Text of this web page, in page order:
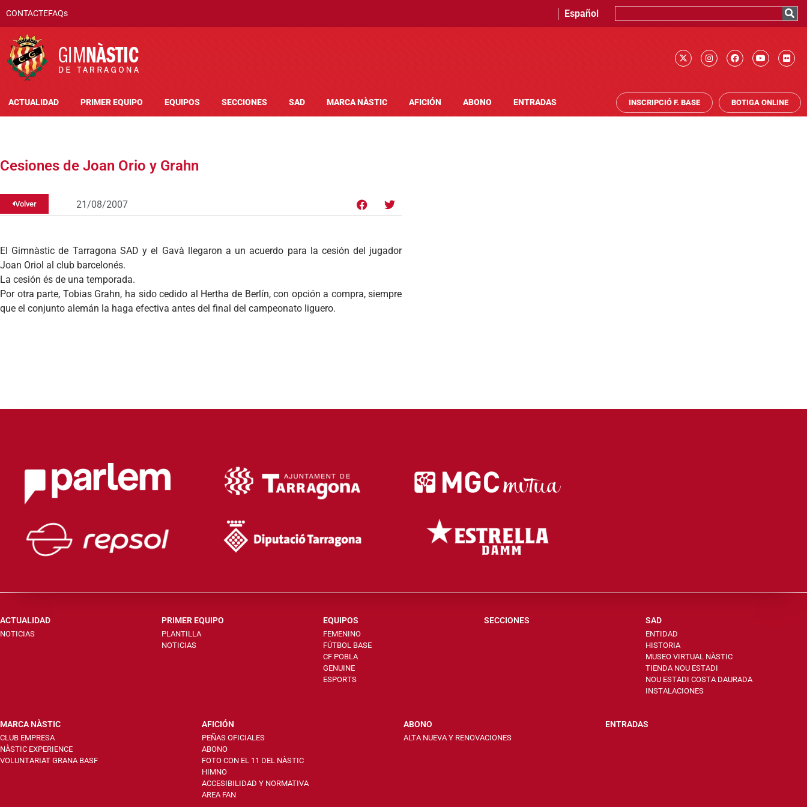
CONTACTEFAQs Español
ACTUALIDAD PRIMER EQUIPO EQUIPOS SECCIONES SAD MARCA NÀSTIC AFICIÓN ABONO ENTRADAS INSCRIPCIÓ F. BASE BOTIGA ONLINE
Cesiones de Joan Orio y Grahn
Volver 21/08/2007
El Gimnàstic de Tarragona SAD y el Gavà llegaron a un acuerdo para la cesión del jugador
Joan Oriol al club barcelonés.
La cesión és de una temporada.
Por otra parte, Tobias Grahn, ha sido cedido al Hertha de Berlín, con opción a compra, siempre
que el conjunto alemán la haga efectiva antes del final del campeonato liguero.
ACTUALIDAD
NOTICIAS
PRIMER EQUIPO
PLANTILLA
NOTICIAS
EQUIPOS
FEMENINO
FÚTBOL BASE
CF POBLA
GENUINE
ESPORTS
SECCIONES SAD
ENTIDAD
HISTORIA
MUSEO VIRTUAL NÀSTIC
TIENDA NOU ESTADI
NOU ESTADI COSTA DAURADA
INSTALACIONES
MARCA NÀSTIC
CLUB EMPRESA
NÀSTIC EXPERIENCE
VOLUNTARIAT GRANA BASF
AFICIÓN
PEÑAS OFICIALES
ABONO
FOTO CON EL 11 DEL NÀSTIC
HIMNO
ACCESIBILIDAD Y NORMATIVA
AREA FAN
ABONO
ALTA NUEVA Y RENOVACIONES
ENTRADAS